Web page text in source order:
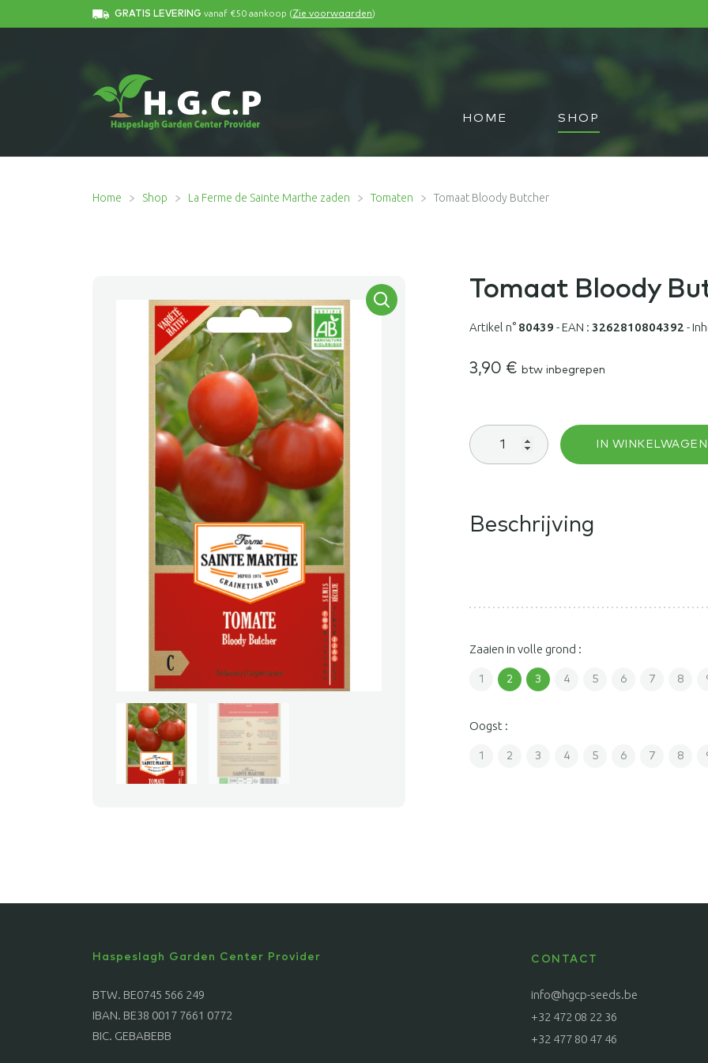
GRATIS LEVERING vanaf €50 aankoop (Zie voorwaarden)
HOME SHOP
Home Shop La Ferme de Sainte Marthe zaden Tomaten Tomaat Bloody Butcher
Tomaat Bloody
Artikel n° 80439 -EAN :3262810804392 -
3,90 € btw inbegrepen
Tomaat
Bloody
Butcher
IN WINKELWAGEN
Beschrijving
Zaaien in volle grond :
1 2 3 4 5 6 7 8
Oogst :
1 2 3 4 5 6 7 8
Haspeslagh Garden Center Provider
BTW. BE0745 566 249
IBAN. BE38 0017 7661 0772
BIC. GEBABEBB
CONTACT
info@hgcp-seeds.be
+32 472 08 22 36
+32 477 80 47 46